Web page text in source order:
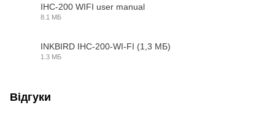
IHC-200 WIFI user manual
8.1 МБ
INKBIRD IHC-200-WI-FI (1,3 МБ)
1.3 МБ
Відгуки